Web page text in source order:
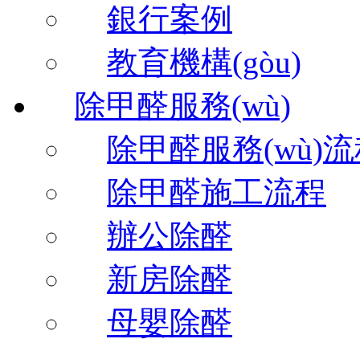
銀行案例
教育機構(gòu)
除甲醛服務(wù)
除甲醛服務(wù)
除甲醛施工流程
辦公除醛
新房除醛
母嬰除醛